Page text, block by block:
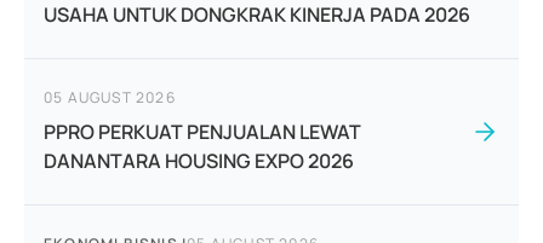
USAHA UNTUK DONGKRAK KINERJA PADA 2026
05 AUGUST 2026
PPRO PERKUAT PENJUALAN LEWAT
DANANTARA HOUSING EXPO 2026